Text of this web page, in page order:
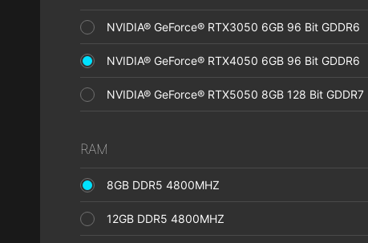
NVIDIA® GeForce® RTX3050 6GB 96 Bit GDDR6
NVIDIA® GeForce® RTX4050 6GB 96 Bit GDDR6
NVIDIA® GeForce® RTX5050 8GB 128 Bit GDDR7
RAM
8GB DDR5 4800MHZ
12GB DDR5 4800MHZ